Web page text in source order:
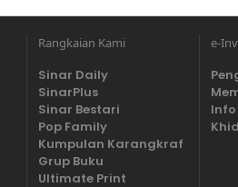
Rangkaian Kami
Sinar Daily
SinarPlus
Sinar Bestari
Pop Family
Kumpulan Karangkraf
Grup Buku
Ultimate Print
e-
Info